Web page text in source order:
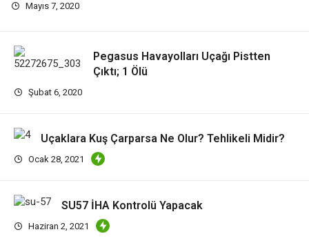
Mayıs 7, 2020
Pegasus Havayolları Uçağı Pistten
Çıktı; 1 Ölü
Şubat 6, 2020
Uçaklara Kuş Çarparsa Ne Olur? Tehlikeli Midir?
Ocak 28, 2021
SU57 İHA Kontrolü Yapacak
Haziran 2, 2021